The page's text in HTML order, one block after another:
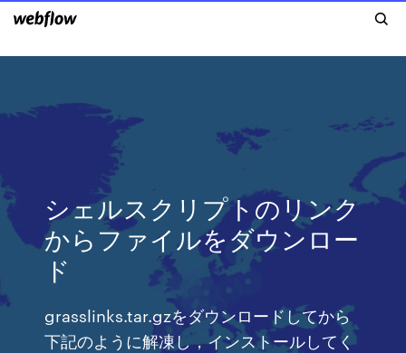
シェルスクリプトのリンク
からファイルをダウンロー
ド
grasslinks.tar.gzをダウンロードしてから
下記のように解凍し，インストールしてく